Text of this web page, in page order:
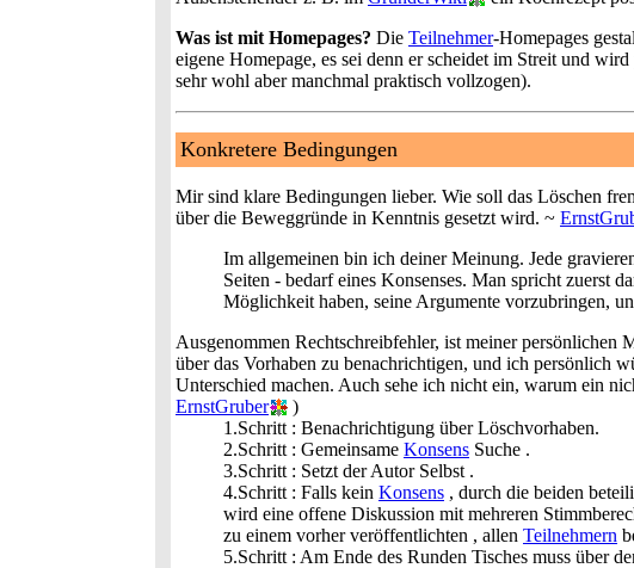
Was ist mit Homepages? Die Teilnehmer-Homepages
eigene Homepage, es sei denn er scheidet im Streit und
sehr wohl aber manchmal praktisch vollzogen).
Konkretere Bedingungen
Mir sind klare Bedingungen lieber. Wie soll das Löschen
über die Beweggründe in Kenntnis gesetzt wird. ~
Im allgemeinen bin ich deiner Meinung. Jede
Seiten - bedarf eines Konsenses. Man spricht zuerst
Möglichkeit haben, seine Argumente vorzubringen,
Ausgenommen Rechtschreibfehler, ist meiner
über das Vorhaben zu benachrichtigen, und ich persönlich
Unterschied machen. Auch sehe ich nicht ein, warum ein
ErnstGruber
)
1.Schritt : Benachrichtigung über Löschvorhaben.
2.Schritt : Gemeinsame Konsens Suche .
3.Schritt : Setzt der Autor Selbst .
4.Schritt : Falls kein Konsens , durch die beiden
wird eine offene Diskussion mit mehreren
zu einem vorher veröffentlichten , allen Teilnehmern
5.Schritt : Am Ende des Runden Tisches muss über